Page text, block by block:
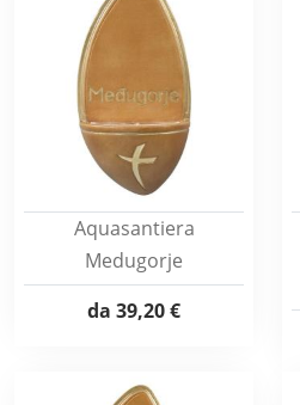
Aquasantiera
Medugorje
da 39,20 €